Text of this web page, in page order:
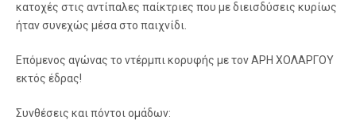
κατοχές στις αντίπαλες παίκτριες που με διεισδύσεις κυρίως
ήταν συνεχώς μέσα στο παιχνίδι.
Επόμενος αγώνας το ντέρμπι κορυφής με τον ΑΡΗ ΧΟΛΑΡΓΟΥ
εκτός έδρας!
Συνθέσεις και πόντοι ομάδων: